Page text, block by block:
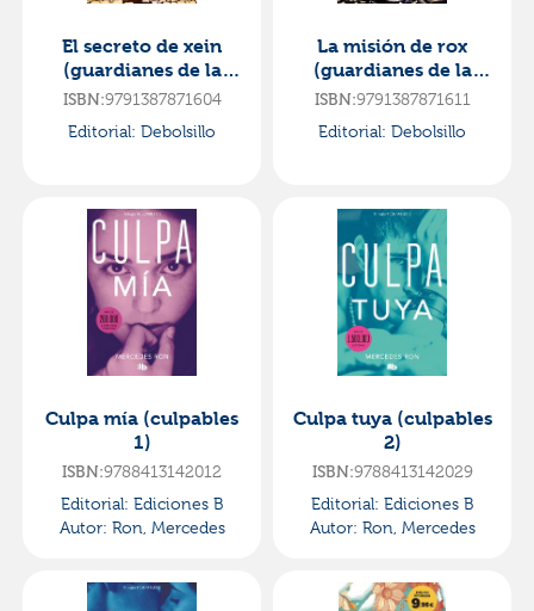
El secreto de xein
(guardianes de la
ciudadela 2)
ISBN:9791387871604
Editorial: Debolsillo
La misión de rox
(guardianes de la
ciudadela 3)
ISBN:9791387871611
Editorial: Debolsillo
Culpa mía (culpables
1)
ISBN:9788413142012
Editorial: Ediciones B
Autor: Ron, Mercedes
Culpa tuya (culpables
2)
ISBN:9788413142029
Editorial: Ediciones B
Autor: Ron, Mercedes